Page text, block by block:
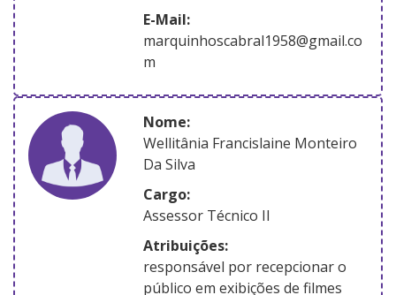
E-Mail:
marquinhoscabral1958@gmail.co
m
nome:
Wellitânia Francislaine Monteiro
Da Silva
Cargo:
Assessor Técnico II
atribuições:
responsável por recepcionar o
público em exibições de filmes